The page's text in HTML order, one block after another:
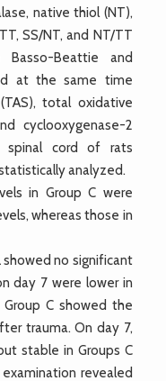
native thiol (NT),
SS/NT, and NT/TT
Basso-Beattie and
at the same time
total oxidative
cyclooxygenase-2
spinal cord of rats
analyzed.
in Group C were
whereas those in
showed no significant
day 7 were lower in
C showed the
trauma. On day 7,
stable in Groups C
revealed